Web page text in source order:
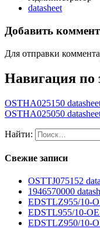
datasheet
Добавить
Для отправки
Навигация по
OSTHA025150
OSTHA025050
Найти:
Свежие записи
OSTTJ075152
1946570000
EDSTLZ955/10-
EDSTL955/10-OE
EDSTLZ950/10-